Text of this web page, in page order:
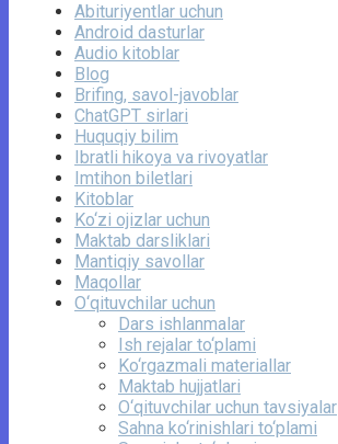
Abituriyentlar uchun
Android dasturlar
Audio kitoblar
Blog
Brifing, savol-javoblar
ChatGPT sirlari
Huquqiy bilim
Ibratli hikoya va rivoyatlar
Imtihon biletlari
Kitoblar
Ko‘zi ojizlar uchun
Maktab darsliklari
Mantiqiy savollar
Maqollar
O‘qituvchilar uchun
Dars ishlanmalar
Ish rejalar to‘plami
Ko‘rgazmali materiallar
Maktab hujjatlari
O‘qituvchilar uchun tavsiyalar
Sahna ko‘rinishlari to‘plami